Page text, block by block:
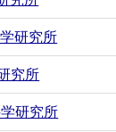
研究所
究所
研究所